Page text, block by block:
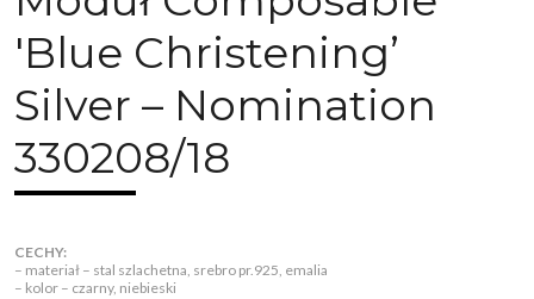
'Blue Christening’
Silver – Nomination
330208/18
CECHY:
– materiał – stal szlachetna, srebro pr.925, emalia
– kolor – czarny, niebieski